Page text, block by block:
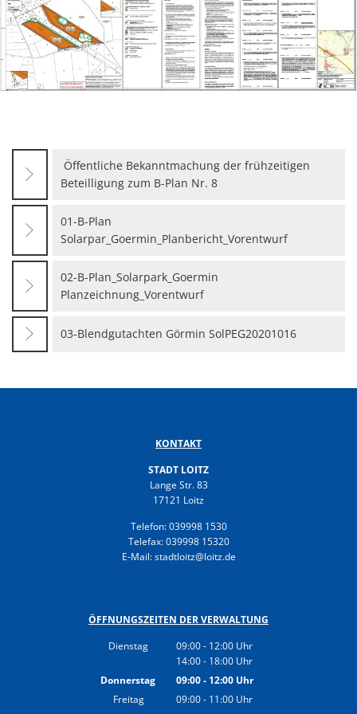
Gesundheit
Feuerwehr
Wohnungsangebote
Polizeistation Loitz
Kfz-Zulassung
Gewerbe Online
Öffentliche Bekanntmachung der frühzeitigen
Beteilligung zum B-Plan Nr. 8
01-B-Plan
Solarpar_Goermin_Planbericht_Vorentwurf
02-B-Plan_Solarpark_Goermin
Planzeichnung_Vorentwurf
03-Blendgutachten Görmin SolPEG20201016
KONTAKT
STADT LOITZ
Lange Str. 83
17121 Loitz
Telefon: 039998 1530
Telefax: 039998 15320
E-Mail: stadtloitz@loitz.de
ÖFFNUNGSZEITEN DER VERWALTUNG
Dienstag
09:00- 12:00 Uhr
Von 09:00 bis 12:00 Uhr
14:00- 18:00 Uhr
Von 14:00 bis 18:00 Uhr
Donnerstag 09:00- 12:00Uhr
Von 09:00 bis 12:00 Uhr
Freitag 09:00- 11:00 Uhr